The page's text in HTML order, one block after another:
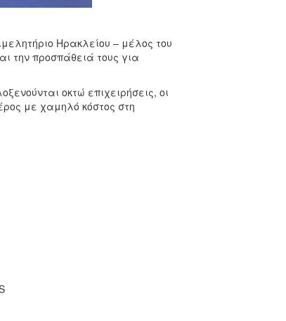
Ηρακλείου – μέλος του
την προσπάθειά τους για
οκτώ επιχειρήσεις, οι
με χαμηλό κόστος στη